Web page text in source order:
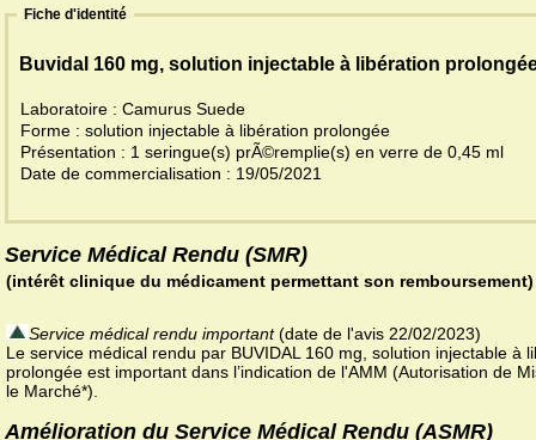
Fiche d'identité
Buvidal 160 mg, solution injectable à libération
Laboratoire : Camurus Suede
Forme : solution injectable à libération prolongée
Présentation : 1 seringue(s) prÃ©remplie(s) en verre de 0,45 ml
Date de commercialisation : 19/05/2021
Service Médical Rendu (SMR)
(intérêt clinique du médicament permettant son remboursement)
Service médical rendu important(date de l'avis 22/02/2023)
Le service médical rendu par BUVIDAL 160 mg, solution injectable à
prolongée est important dans l’indication de l'AMM (Autorisation de
le Marché*).
Amélioration du Service Médical Rendu (ASMR)